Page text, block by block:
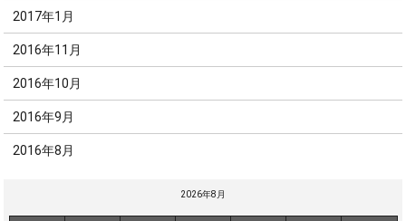
2017年1月
2016年11月
2016年10月
2016年9月
2016年8月
2026年8月